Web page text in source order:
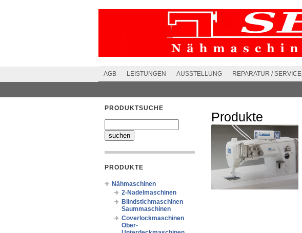
AGB LEISTUNGEN AUSSTELLUNG REPARATUR / SERVICE
PRODUKTSUCHE
PRODUKTE
Nähmaschinen
2-Nadelmaschinen
Blindstichmaschinen
Saummaschinen
Coverlockmaschinen
Ober-
Produkte